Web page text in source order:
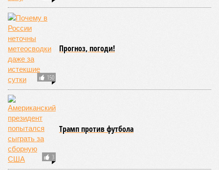
150
Прогноз, погоди!
3
Трамп против футбола